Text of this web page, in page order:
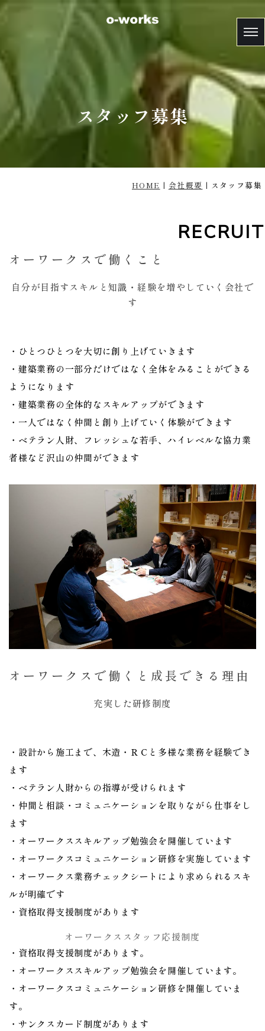
スタッフ募集
HOME | 会社概要 | スタッフ募集
RECRUIT
オーワークスで働くこと
自分が目指すスキルと知識・経験を増やしていく会社で
す
・ひとつひとつを大切に創り上げていきます
・建築業務の一部分だけではなく全体をみることができる
ようになります
・建築業務の全体的なスキルアップができます
・一人ではなく仲間と創り上げていく体験ができます
・ベテラン人財、フレッシュな若手、ハイレベルな協力業
者様など沢山の仲間ができます
オーワークスで働くと成長できる理由
充実した研修制度
・設計から施工まで、木造・ＲＣと多様な業務を経験でき
ます
・ベテラン人財からの指導が受けられます
・仲間と相談・コミュニケーションを取りながら仕事をし
ます
・オーワークススキルアップ勉強会を開催しています
・オーワークスコミュニケーション研修を実施しています
・オーワークス業務チェックシートにより求められるスキ
ルが明確です
・資格取得支援制度があります
オーワークススタッフ応援制度
・資格取得支援制度があります。
・オーワークススキルアップ勉強会を開催しています。
・オーワークスコミュニケーション研修を開催していま
す。
・サンクスカード制度があります